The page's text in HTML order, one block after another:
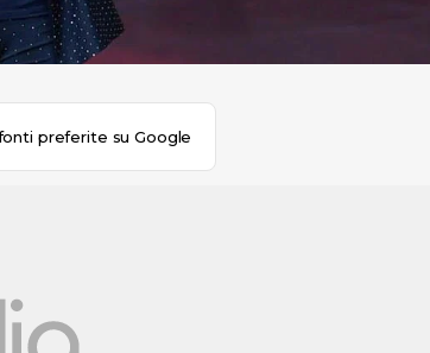
preferite su Google